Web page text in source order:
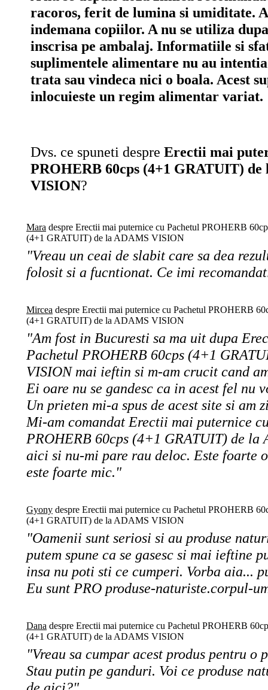
racoros, ferit de lumina si umiditate. A
indemana copiilor. A nu se utiliza
inscrisa pe ambalaj. Informatiile si
suplimentele alimentare nu au
trata sau vindeca nici o boala. Acest
inlocuieste un regim alimentar variat.
Dvs. ce spuneti despre Erectii mai
PROHERB 60cps (4+1 GRATUIT) de
VISION?
Mara despre Erectii mai puternice cu Pachetul PROHERB
(4+1 GRATUIT) de la ADAMS VISION
"Vreau un ceai de slabit care sa dea
folosit si a fucntionat. Ce imi
Mircea despre Erectii mai puternice cu Pachetul PROHERB
(4+1 GRATUIT) de la ADAMS VISION
"Am fost in Bucuresti sa ma uit dupa
Pachetul PROHERB 60cps (4+1
VISION mai ieftin si m-am crucit cand
Ei oare nu se gandesc ca in acest fel nu
Un prieten mi-a spus de acest site si am
Mi-am comandat Erectii mai puternice
PROHERB 60cps (4+1 GRATUIT) de la
aici si nu-mi pare rau deloc. Este foarte
este foarte mic."
Gyony despre Erectii mai puternice cu Pachetul PROHERB
(4+1 GRATUIT) de la ADAMS VISION
"Oamenii sunt seriosi si au produse
putem spune ca se gasesc si mai ieftine
insa nu poti sti ce cumperi. Vorba aia...
Eu sunt PRO produse-naturiste.corpul-
Dana despre Erectii mai puternice cu Pachetul PROHERB
(4+1 GRATUIT) de la ADAMS VISION
"Vreau sa cumpar acest produs pentru o
Stau putin pe ganduri. Voi ce produse